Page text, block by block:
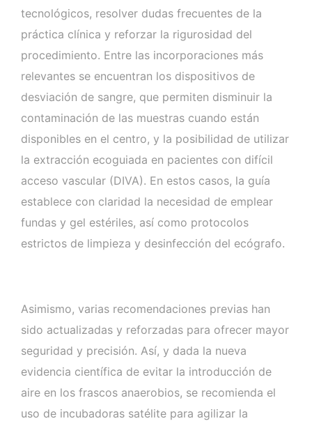
tecnológicos, resolver dudas frecuentes de la
práctica clínica y reforzar la rigurosidad del
procedimiento. Entre las incorporaciones más
relevantes se encuentran los dispositivos de
desviación de sangre, que permiten disminuir la
contaminación de las muestras cuando están
disponibles en el centro, y la posibilidad de utilizar
la extracción ecoguiada en pacientes con difícil
acceso vascular (DIVA). En estos casos, la guía
establece con claridad la necesidad de emplear
fundas y gel estériles, así como protocolos
estrictos de limpieza y desinfección del ecógrafo.
Asimismo, varias recomendaciones previas han
sido actualizadas y reforzadas para ofrecer mayor
seguridad y precisión. Así, y dada la nueva
evidencia científica de evitar la introducción de
aire en los frascos anaerobios, se recomienda el
uso de incubadoras satélite para agilizar la